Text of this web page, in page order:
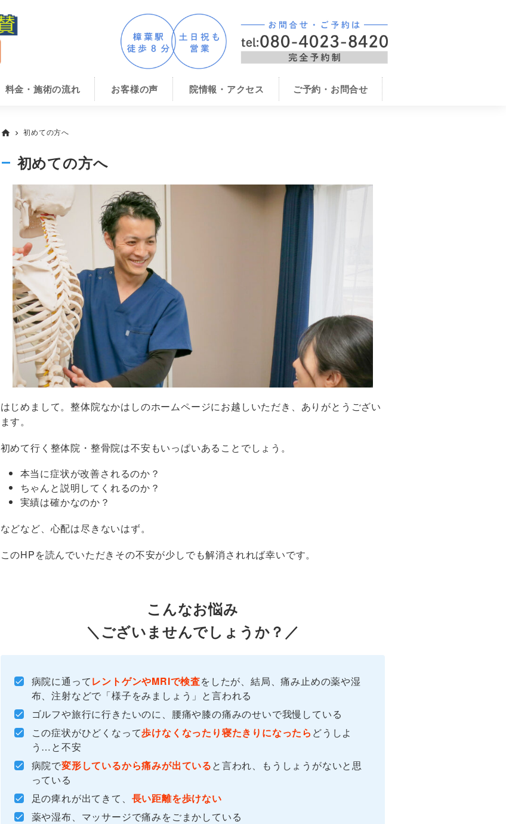
料金・施術の流れ お客様の声 院情報・アクセス ご予約・お問合せ
home chevron_right 初めての方へ
初めての方へ
はじめまして。整体院なかはしのホームページにお越しいただき、ありがとうござい
ます。
初めて行く整体院・整骨院は不安もいっぱいあることでしょう。
本当に症状が改善されるのか？
ちゃんと説明してくれるのか？
実績は確かなのか？
などなど、心配は尽きないはず。
このHPを読んでいただきその不安が少しでも解消されれば幸いです。
こんなお悩み
＼ございませんでしょうか？／
病院に通ってレントゲンやMRIで検査をしたが、結局、痛み止めの薬や湿
布、注射などで「様子をみましょう」と言われる
ゴルフや旅行に行きたいのに、腰痛や膝の痛みのせいで我慢している
この症状がひどくなって歩けなくなったり寝たきりになったら どうしよ
う…と不安
病院で変形しているから痛みが出ていると言われ、もうしょうがないと思
っている
足の痺れが出てきて、 長い距離を歩けない
薬や湿布、マッサージで痛みをごまかしている